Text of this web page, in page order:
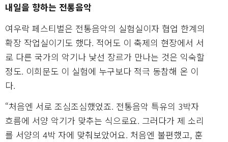
내일을 향하는 전통음악
여우락 페스티벌은 전통음악의 실험실이자 협업 한계의
확장 작업실이기도 했다. 적어도 이 축제의 현장에서 서
로 다른 국가의 악기나 낯선 장르가 만나는 것은 익숙할
정도. 이희문도 이 실험에 누구보다 적극 동참해 온 이
다.
“처음엔 서로 조심조심했었죠. 전통음악 특유의 3박자
흐름에 서양 악기가 맞추는 식으로요. 그러다가 제 소리
를 서양의 4박 자에 맞춰보았어요. 처음엔 불편했고, 훈